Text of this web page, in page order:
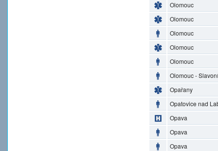
Olomouc
Olomouc
Olomouc
Olomouc
Olomouc
Olomouc -
Opařany
Opatovice nad
Opava
Opava
Opava